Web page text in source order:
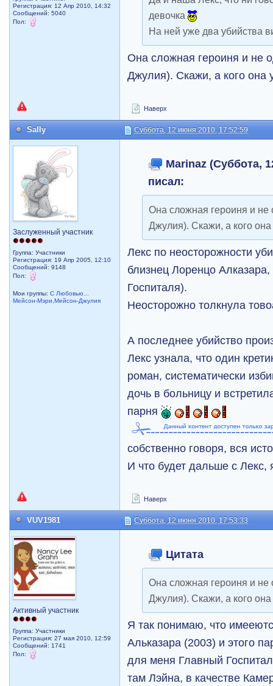
Регистрация: 12 Апр 2010, 14:32
Сообщений: 5040
Пол:
девочка
На ней уже два убийства
Она сложная героиня и не
Джулия). Скажи, а кого она
Наверх
Sally Суббота, 12 июня 2010, 17:52:59
Заслуженный участник
Группа: Участники
Регистрация: 19 Апр 2005, 12:10
Сообщений: 9148
Пол:
Мои группы:С Любовью...
Мейсон-Мэри,Мейсон-Джулия
Marinaz (Суббота,
писал:
Она сложная героиня и не
Джулия). Скажи, а кого
Лекс по неосторожности
близнец Лоренцо
Госпиталя).
Неосторожно толкнула
А последнее убийство
Лекс узнала, что один
роман, систематически
дочь в больницу и
парня
собственно говоря, вся
И что будет дальше с
Наверх
VUV1981 Суббота, 12 июня 2010, 17:53:33
Активный участник
Группа: Участники
Регистрация: 27 мая 2010, 12:59
Сообщений: 1741
Пол:
Цитата
Она сложная героиня и не
Джулия). Скажи, а кого
Я так понимаю, что
Альказара (2003) и этого
для меня Главный
там Лэйна, в качестве